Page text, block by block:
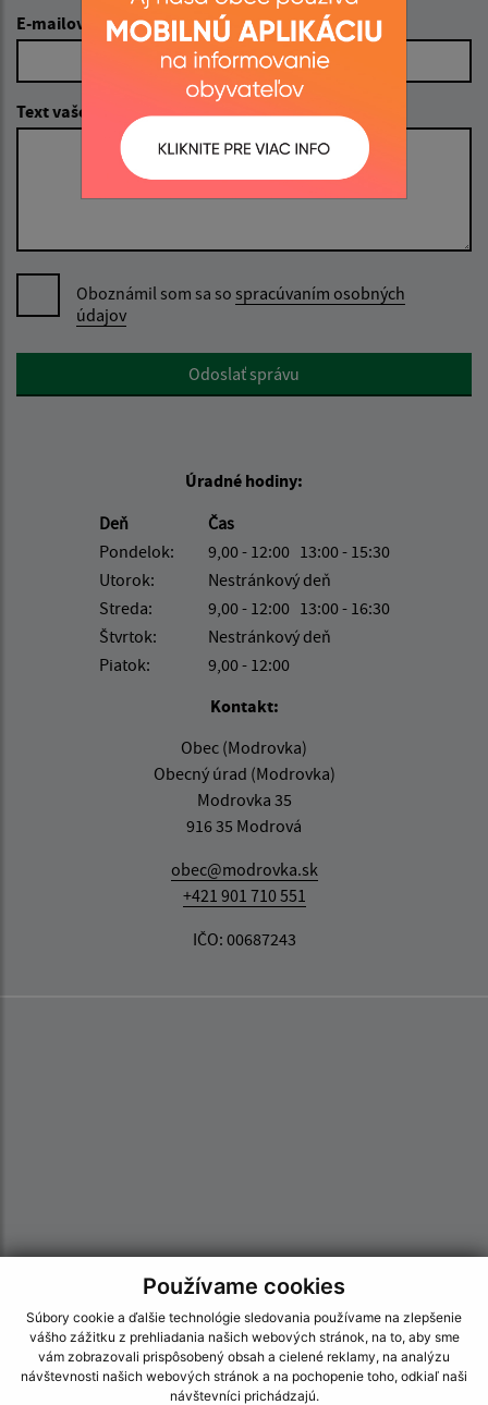
Používame cookies
Súbory cookie a ďalšie technológie sledovania používame na zlepšenie
vášho zážitku z prehliadania našich webových stránok, na to, aby sme
vám zobrazovali prispôsobený obsah a cielené reklamy, na analýzu
návštevnosti našich webových stránok a na pochopenie toho, odkiaľ naši
návštevníci prichádzajú.
E-mailová adresa (povinné)
Text vašej správy (povinné)
Oboznámil som sa so spracúvaním osobných
údajov
Google reCaptcha ResponseOdoslať správu
Úradné hodiny:
Deň
Čas
Pondelok:
9,00 - 12:00 13:00 - 15:30
Utorok:
Nestránkový deň
Streda:
9,00 - 12:00 13:00 - 16:30
Štvrtok:
Nestránkový deň
Piatok:
9,00 - 12:00
Kontakt:
Obec (Modrovka)
Obecný úrad (Modrovka)
Modrovka 35
916 35 Modrová
obec@modrovka.sk
+421 901 710 551
IČO: 00687243
Informácie o stránke:
Vyhlásenie o prístupnosti